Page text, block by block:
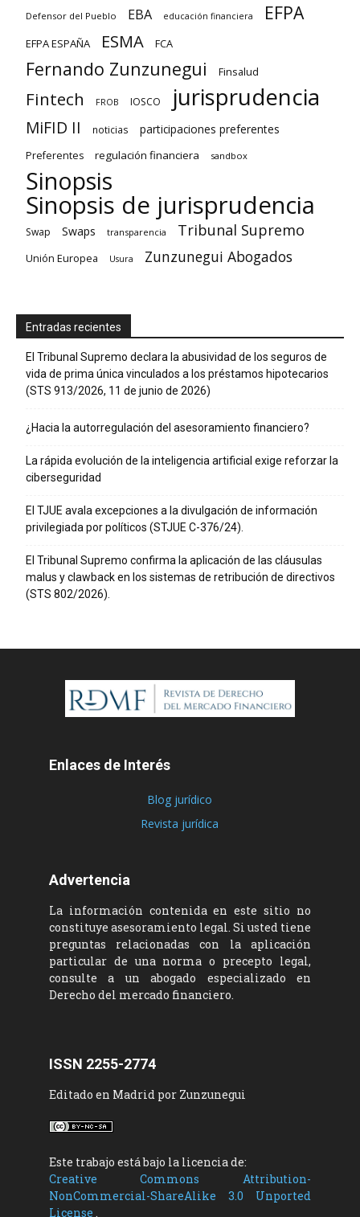
Defensor del Pueblo EBA educación financiera EFPA
EFPA ESPAÑA ESMA FCA
Fernando Zunzunegui Finsalud
Fintech FROB IOSCO jurisprudencia
MiFID II noticias participaciones preferentes
Preferentes regulación financiera sandbox
Sinopsis
Sinopsis de jurisprudencia
Swap Swaps transparencia Tribunal Supremo
Unión Europea Usura Zunzunegui Abogados
Entradas recientes
El Tribunal Supremo declara la abusividad de los seguros de
vida de prima única vinculados a los préstamos hipotecarios
(STS 913/2026, 11 de junio de 2026)
¿Hacia la autorregulación del asesoramiento financiero?
La rápida evolución de la inteligencia artificial exige reforzar la
ciberseguridad
El TJUE avala excepciones a la divulgación de información
privilegiada por políticos (STJUE C-376/24).
El Tribunal Supremo confirma la aplicación de las cláusulas
malus y clawback en los sistemas de retribución de directivos
(STS 802/2026).
Enlaces de Interés
Blog jurídico
Revista jurídica
Advertencia
La información contenida en este sitio no
constituye asesoramiento legal. Si usted tiene
preguntas relacionadas con la aplicación
particular de una norma o precepto legal,
consulte a un abogado especializado en
Derecho del mercado financiero.
ISSN 2255-2774
Editado en Madrid por Zunzunegui
Este trabajo está bajo la licencia de:
Creative Commons Attribution-
NonCommercial-ShareAlike 3.0 Unported
License .